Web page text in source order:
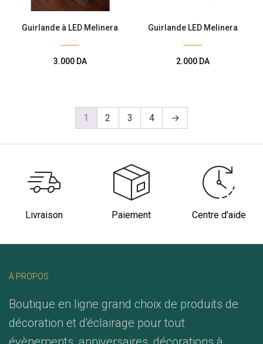
Guirlande à LED Melinera
3.000 DA
Guirlande LED Melinera
2.000 DA
1 2 3 4 →
Livraison Paiement Centre d'aide
À PROPOS
Boutique en ligne grand choix de produits de
décoration et d'éclairage pour tout